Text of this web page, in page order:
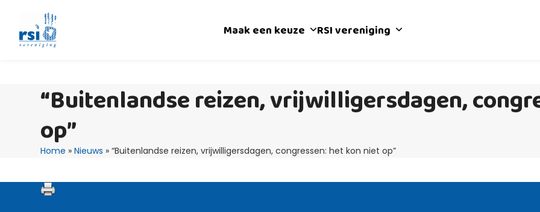
content
Maak een keuze RSI vereniging
“Buitenlandse reizen, vrijwilligersdagen,
op”
Home »Nieuws »“Buitenlandse reizen, vrijwilligersdagen, congressen: het kon niet op”